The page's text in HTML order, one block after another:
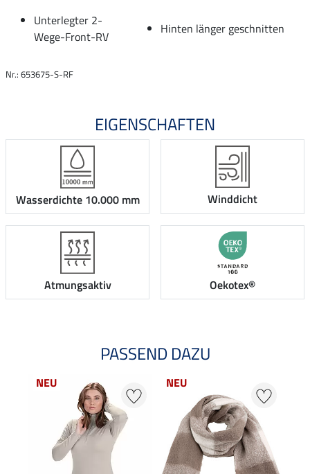
Unterlegter 2-
Wege-Front-RV
Hinten länger geschnitten
Nr.: 653675-S-RF
EIGENSCHAFTEN
Wasserdichte 10.000 mm Winddicht
Atmungsaktiv Oekotex®
PASSEND DAZU
NEU NEU